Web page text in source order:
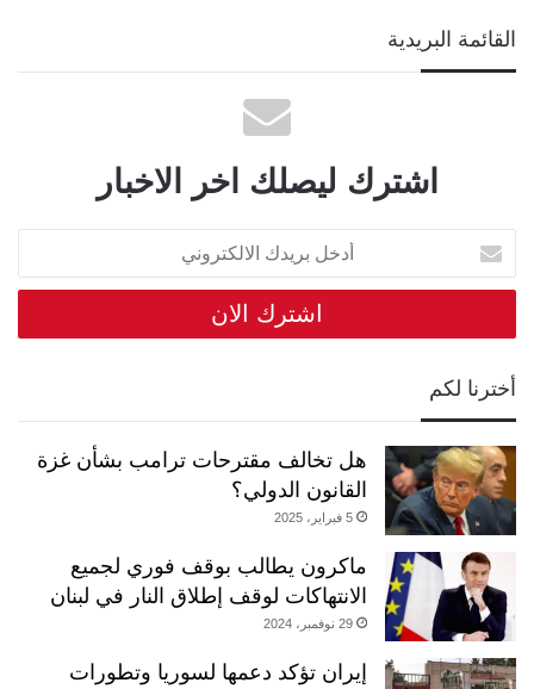
القائمة البريدية
اشترك ليصلك اخر الاخبار
أدخل
بريدك
الالكتروني
أخترنا لكم
هل تخالف مقترحات ترامب بشأن غزة
القانون الدولي؟
5 فبراير، 2025
ماكرون يطالب بوقف فوري لجميع
الانتهاكات لوقف إطلاق النار في لبنان
29 نوفمبر، 2024
إيران تؤكد دعمها لسوريا وتطورات